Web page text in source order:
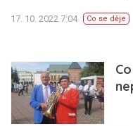
17. 10. 2022 7:04 Co se děje